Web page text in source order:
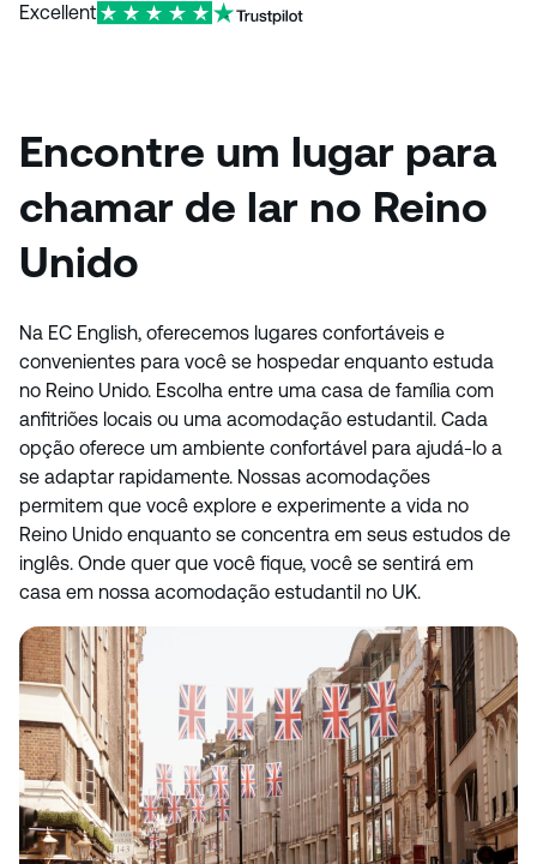
Excellent
Encontre um lugar para
chamar de lar no Reino
Unido
Na EC English, oferecemos lugares confortáveis e
convenientes para você se hospedar enquanto estuda
no Reino Unido. Escolha entre uma casa de família com
anfitriões locais ou uma acomodação estudantil. Cada
opção oferece um ambiente confortável para ajudá-lo a
se adaptar rapidamente. Nossas acomodações
permitem que você explore e experimente a vida no
Reino Unido enquanto se concentra em seus estudos de
inglês. Onde quer que você fique, você se sentirá em
casa em nossa acomodação estudantil no UK.